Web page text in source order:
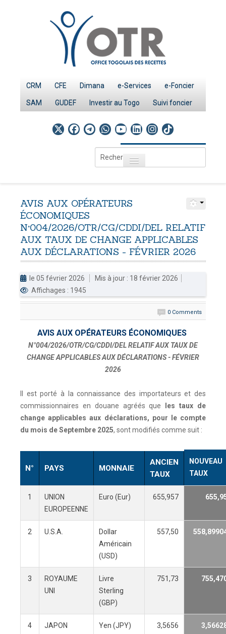
CRM CFE Dimana e-Services e-Foncier
SAM GUDEF Investir au Togo Suivi foncier
Rechercher
Toggle navigation
Le système fiscal
DOUANES
Douane Togolaise
CADASTRE &
ACTUALITES
Toute l'actualité!
DOCUMENTATION
Contactez OTR
AVIS AUX OPÉRATEURS
ÉCONOMIQUES
N°004/2026/OTR/CG/CDDI/DEL RELATIF
AUX TAUX DE CHANGE APPLICABLES
AUX DÉCLARATIONS - FÉVRIER 2026
le 05 février 2026
Mis à jour : 18 février 2026
Affichages : 1945
0 Comments
AVIS AUX OPÉRATEURS ÉCONOMIQUES
N°004/2026/OTR/CG/CDDI/DEL RELATIF AUX TAUX DE
CHANGE APPLICABLES AUX DÉCLARATIONS - FÉVRIER
2026
Il est porté à la connaissance des importateurs et des
commissionnaires en douane agréés que les taux de
change applicables aux déclarations, pour le compte
du mois de Septembre 2025, sont modifiés comme suit :
N° PAYS MONNAIE
ANCIEN
TAUX
NOUVEAU
TAUX
1
UNION
EUROPEENNE
Euro (Eur) 655,957
2 U.S.A.
Dollar
Américain
(USD)
557,50
3
ROYAUME
UNI
Livre
Sterling
(GBP)
751,73
4 JAPON Yen (JPY) 3,5656